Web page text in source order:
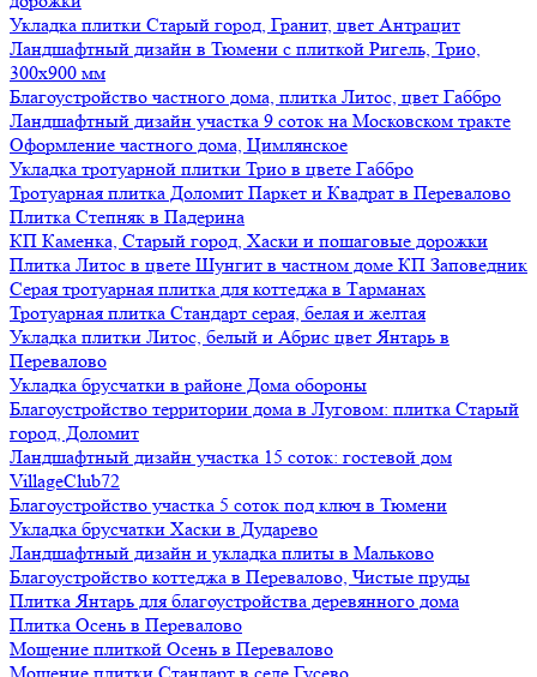
Укладка плитки Старый город, Гранит, цвет Антрацит
Ландшафтный дизайн в Тюмени с плиткой Ригель, Трио,
300х900 мм
Благоустройство частного дома, плитка Литос, цвет Габбро
Ландшафтный дизайн участка 9 соток на Московском тракте
Оформление частного дома, Цимлянское
Укладка тротуарной плитки Трио в цвете Габбро
Тротуарная плитка Доломит Паркет и Квадрат в Перевалово
Плитка Степняк в Падерина
КП Каменка, Старый город, Хаски и пошаговые дорожки
Плитка Литос в цвете Шунгит в частном доме КП Заповедник
Серая тротуарная плитка для коттеджа в Тарманах
Тротуарная плитка Стандарт серая, белая и желтая
Укладка плитки Литос, белый и Абрис цвет Янтарь в
Перевалово
Укладка брусчатки в районе Дома обороны
Благоустройство территории дома в Луговом: плитка Старый
город, Доломит
Ландшафтный дизайн участка 15 соток: гостевой дом
VillageClub72
Благоустройство участка 5 соток под ключ в Тюмени
Укладка брусчатки Хаски в Дударево
Ландшафтный дизайн и укладка плиты в Мальково
Благоустройство коттеджа в Перевалово, Чистые пруды
Плитка Янтарь для благоустройства деревянного дома
Плитка Осень в Перевалово
Мощение плиткой Осень в Перевалово